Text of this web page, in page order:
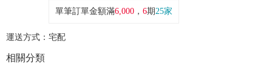
單筆訂單金額滿6,000 ， 6期25家
運送方式： 宅配
相關分類